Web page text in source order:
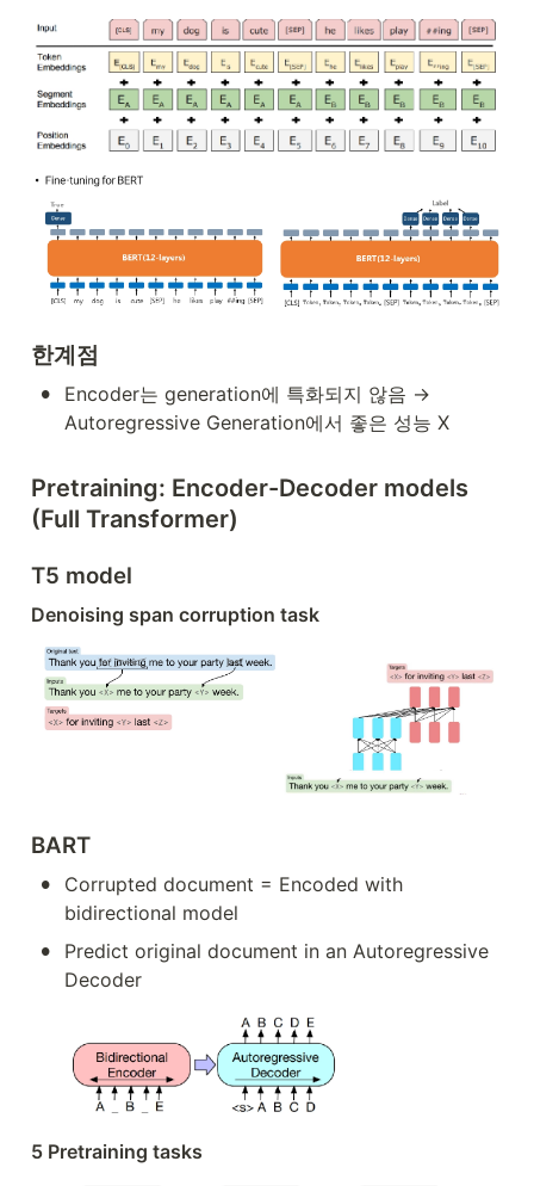
한계점
•
Encoder는 generation에 특화되지 않음 →
Autoregressive Generation에서 좋은 성능 X
Pretraining: Encoder-Decoder models
(Full Transformer)
T5 model
Denoising span corruption task
BART
•
Corrupted document = Encoded with
bidirectional model
•
Predict original document in an Autoregressive
Decoder
5 Pretraining tasks